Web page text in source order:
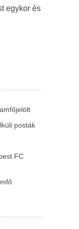
egykor és
posták
FC